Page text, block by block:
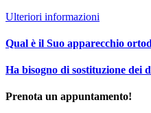
Ulteriori informazioni
Qual è il Suo apparecchio
Ha bisogno di sostituzione dei
Prenota un appuntamento!